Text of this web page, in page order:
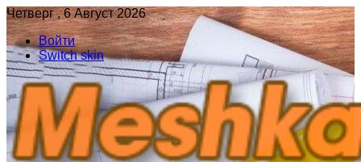
Четверг , 6 Август 2026
Войти
Switch skin